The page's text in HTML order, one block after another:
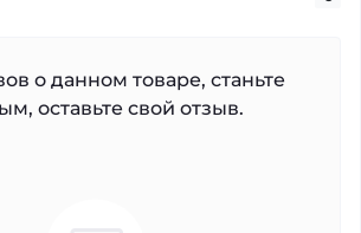
о данном товаре, станьте
оставьте свой отзыв.